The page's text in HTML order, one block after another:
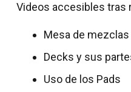
Videos accesibles tras
Mesa de mezclas
Decks y sus
Uso de los Pads